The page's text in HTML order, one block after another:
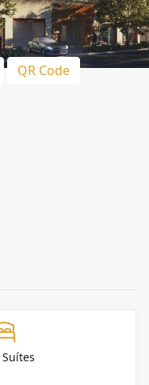
QR Code
Suítes